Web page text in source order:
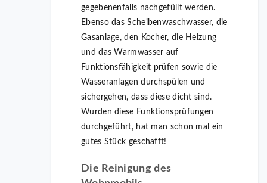
gegebenenfalls nachgefüllt werden.
Ebenso das Scheibenwaschwasser, die
Gasanlage, den Kocher, die Heizung
und das Warmwasser auf
Funktionsfähigkeit prüfen sowie die
Wasseranlagen durchspülen und
sichergehen, dass diese dicht sind.
Wurden diese Funktionsprüfungen
durchgeführt, hat man schon mal ein
gutes Stück geschafft!
Die Reinigung des